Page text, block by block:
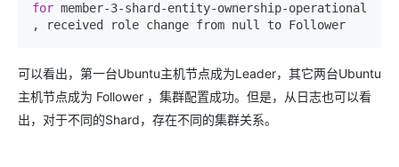
for member-3-shard-entity-ownership-operational
, received role change from null to Follower
可以看出，第一台Ubuntu主机节点成为Leader，其它两台Ubuntu
主机节点成为 Follower ，集群配置成功。但是，从日志也可以看
出，对于不同的Shard，存在不同的集群关系。